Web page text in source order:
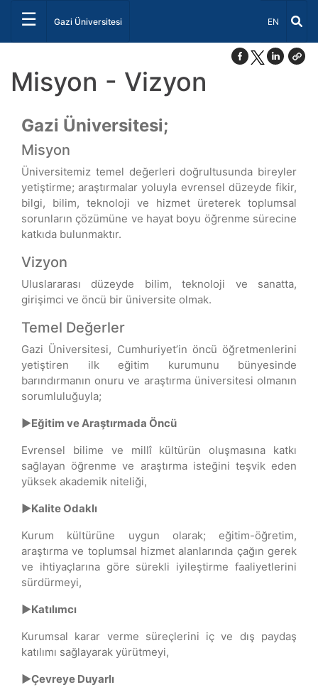
☰ Gazi Üniversitesi Dil Seçiniz
EN
Misyon - Vizyon
Gazi Üniversitesi;
Misyon
Üniversitemiz temel değerleri doğrultusunda bireyler
yetiştirme; araştırmalar yoluyla evrensel düzeyde fikir,
bilgi, bilim, teknoloji ve hizmet üreterek toplumsal
sorunların çözümüne ve hayat boyu öğrenme sürecine
katkıda bulunmaktır.
Vizyon
Uluslararası düzeyde bilim, teknoloji ve sanatta,
girişimci ve öncü bir üniversite olmak.
Temel Değerler
Gazi Üniversitesi, Cumhuriyet’in öncü öğretmenlerini
yetiştiren ilk eğitim kurumunu bünyesinde
barındırmanın onuru ve araştırma üniversitesi olmanın
sorumluluğuyla;
►Eğitim ve Araştırmada Öncü
Evrensel bilime ve millî kültürün oluşmasına katkı
sağlayan öğrenme ve araştırma isteğini teşvik eden
yüksek akademik niteliği,
►Kalite Odaklı
Kurum kültürüne uygun olarak; eğitim-öğretim,
araştırma ve toplumsal hizmet alanlarında çağın gerek
ve ihtiyaçlarına göre sürekli iyileştirme faaliyetlerini
sürdürmeyi,
►Katılımcı
Kurumsal karar verme süreçlerini iç ve dış paydaş
katılımı sağlayarak yürütmeyi,
►Çevreye Duyarlı